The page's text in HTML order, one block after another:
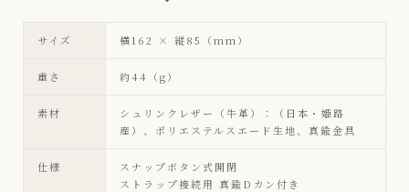
サイズ 横162 × 縦85（mm）
重さ 約44（g）
素材
シュリンクレザー（牛革）：（日本・姫路
産）、ポリエステルスエード生地、真鍮金具
仕様
スナップボタン式開閉
ストラップ接続用 真鍮Dカン付き